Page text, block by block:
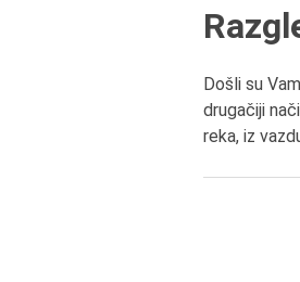
Došli su
drugačiji
reka, iz